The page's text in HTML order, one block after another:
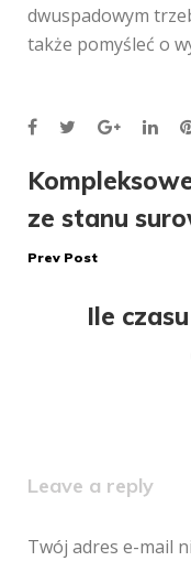
dwuspadowym
także pomyśleć o
Facebook
TwitterGoogle+
wpisu
ze stanu
Prev Post
Ile
Leave a reply
Twój adres e-mail